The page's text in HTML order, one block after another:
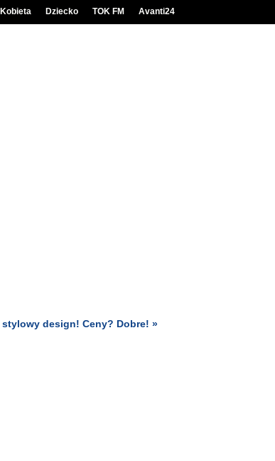
Kobieta Dziecko TOK FM Avanti24
stylowy design! Ceny? Dobre! »